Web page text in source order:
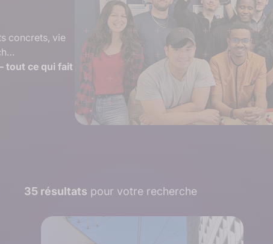
concrets, vie
tout ce qui fait
35 résultats pour votre recherche